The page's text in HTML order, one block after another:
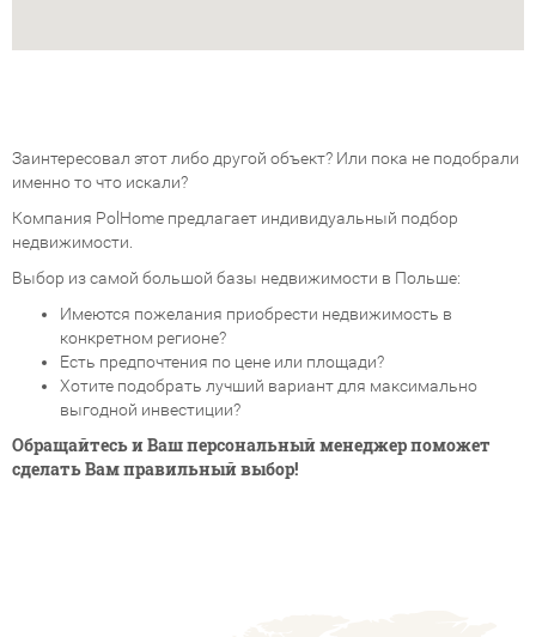
Заинтересовал этот либо другой объект? Или пока не подобрали
именно то что искали?
Компания PolHome предлагает индивидуальный подбор
недвижимости.
Выбор из самой большой базы недвижимости в Польше:
Имеются пожелания приобрести недвижимость в
конкретном регионе?
Есть предпочтения по цене или площади?
Хотите подобрать лучший вариант для максимально
выгодной инвестиции?
Обращайтесь и Ваш персональный менеджер поможет
сделать Вам правильный выбор!